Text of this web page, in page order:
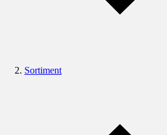
Sortiment